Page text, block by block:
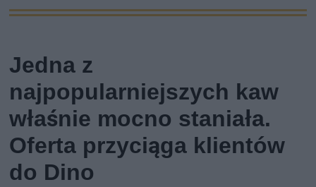
Jedna z
najpopularniejszych kaw
właśnie mocno staniała.
Oferta przyciąga klientów
do Dino